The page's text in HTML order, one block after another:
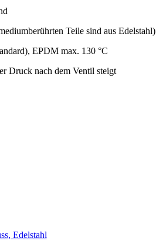
Teile sind aus Edelstahl)
EPDM max. 130 °C
Druck nach dem Ventil steigt
Edelstahl